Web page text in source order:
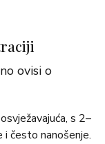
ovisi o
s 2–
često nanošenje.